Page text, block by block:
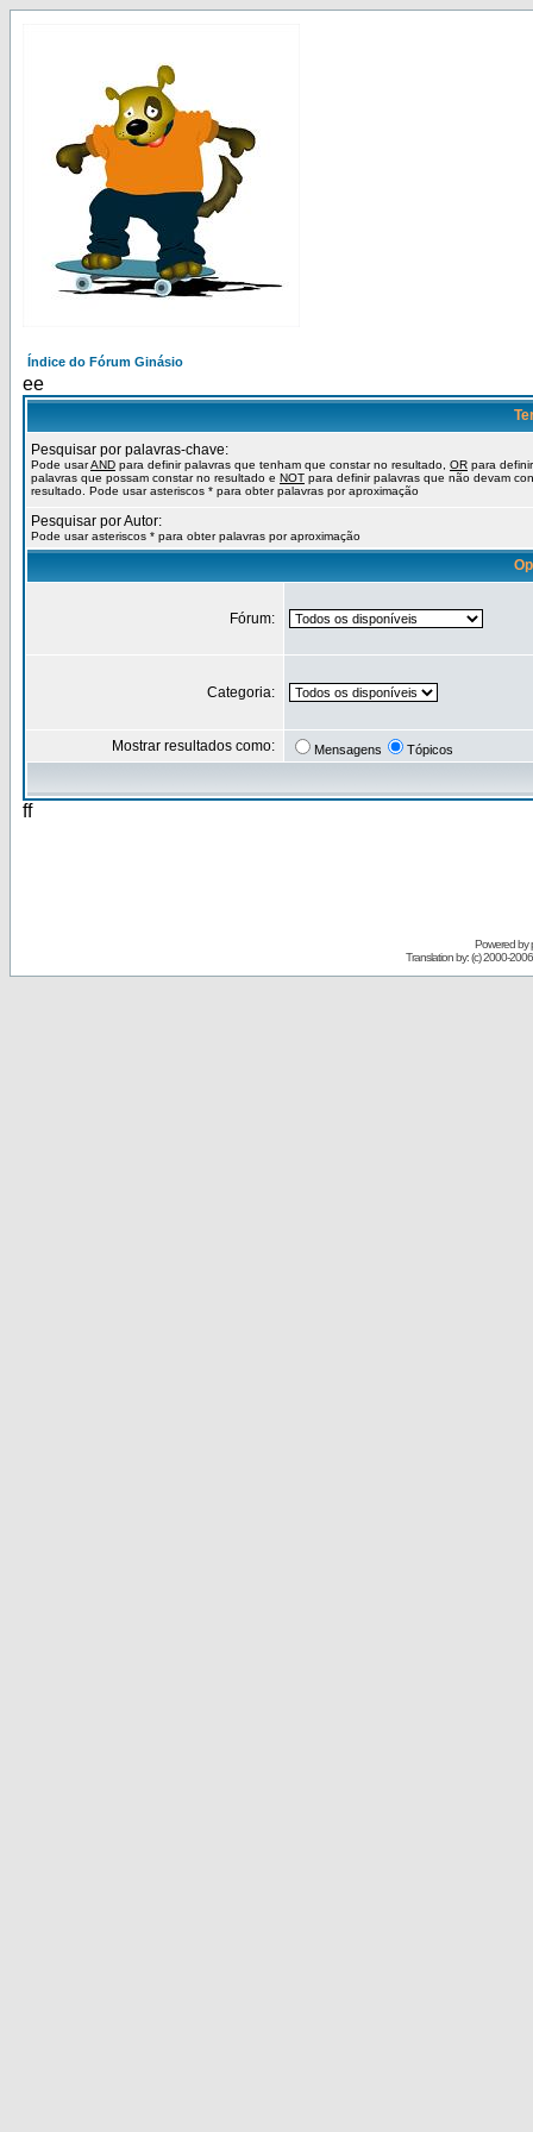
Índice do Fórum Ginásio
ee
Pesquisar por palavras-chave:
Pode usarAND para definir palavras que tenham que constar no resultado, OR para definir
palavras que possam constar no resultado e NOT para definir palavras que não devam
resultado. Pode usar asteriscos * para obter palavras por aproximação
Pesquisar por Autor:
Pode usar asteriscos * para obter palavras por aproximação
Fórum:
Categoria:
Mostrar resultados como: Mensagens Tópicos
ff
Powered by
Translation by: (c) 2000-